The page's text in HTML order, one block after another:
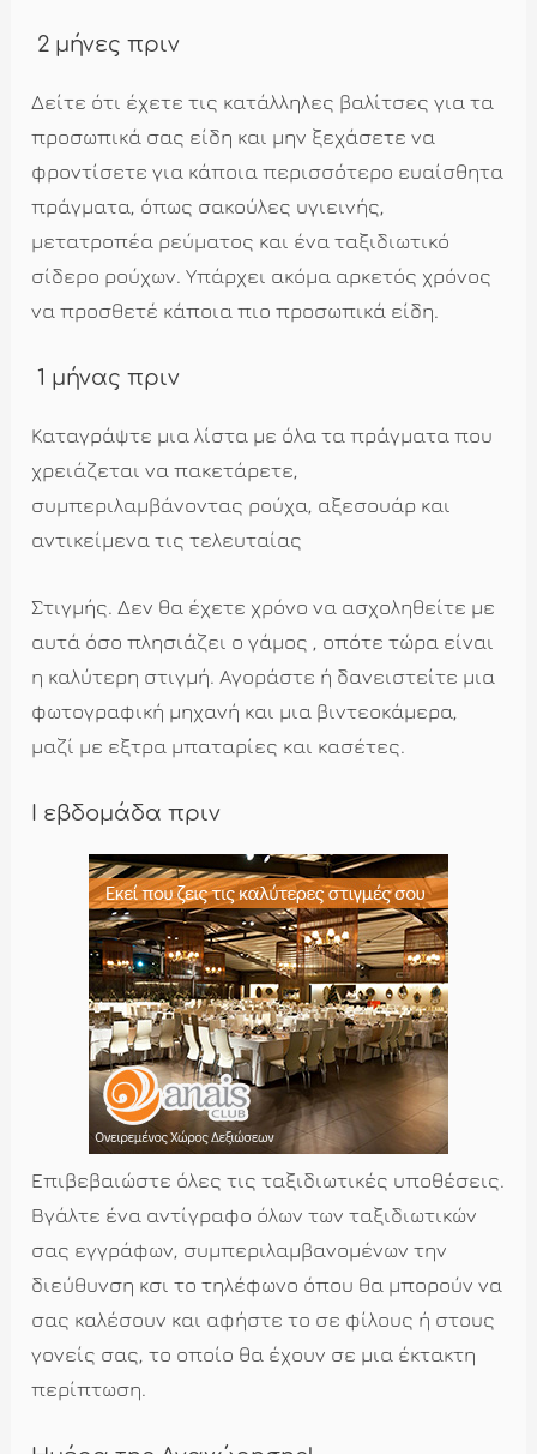
2 μήνες πριν
Δείτε ότι έχετε τις κατάλληλες βαλίτσες για τα
προσωπικά σας είδη και μην ξεχάσετε να
φροντίσετε για κάποια περισσότερο ευαίσθητα
πράγματα, όπως σακούλες υγιεινής,
μετατροπέα ρεύματος και ένα ταξιδιωτικό
σίδερο ρούχων. Υπάρχει ακόμα αρκετός χρόνος
να προσθετέ κάποια πιο προσωπικά είδη.
1 μήνας πριν
Καταγράψτε μια λίστα με όλα τα πράγματα που
χρειάζεται να πακετάρετε,
συμπεριλαμβάνοντας ρούχα, αξεσουάρ και
αντικείμενα τις τελευταίας
Στιγμής. Δεν θα έχετε χρόνο να ασχοληθείτε με
αυτά όσο πλησιάζει ο γάμος , οπότε τώρα είναι
η καλύτερη στιγμή. Αγοράστε ή δανειστείτε μια
φωτογραφική μηχανή και μια βιντεοκάμερα,
μαζί με εξτρα μπαταρίες και κασέτες.
Ι εβδομάδα πριν
Επιβεβαιώστε όλες τις ταξιδιωτικές υποθέσεις.
Βγάλτε ένα αντίγραφο όλων των ταξιδιωτικών
σας εγγράφων, συμπεριλαμβανομένων την
διεύθυνση κσι το τηλέφωνο όπου θα μπορούν να
σας καλέσουν και αφήστε το σε φίλους ή στους
γονείς σας, το οποίο θα έχουν σε μια έκτακτη
περίπτωση.